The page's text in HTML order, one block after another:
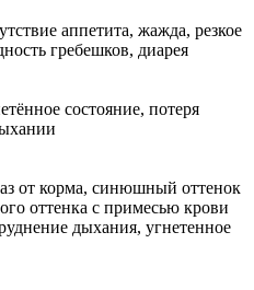
аппетита, жажда, резкое
гребешков, диарея
состояние, потеря
от корма, синюшный оттенок
оттенка с примесью крови
дыхания, угнетенное